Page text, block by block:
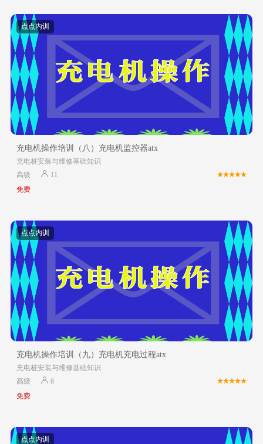
点点内训
充电机操作培训（八）充电机监控器atx
充电桩安装与维修基础知识
高级
11
免费
点点内训
充电机操作培训（九）充电机充电过程atx
充电桩安装与维修基础知识
高级
6
免费
点点内训